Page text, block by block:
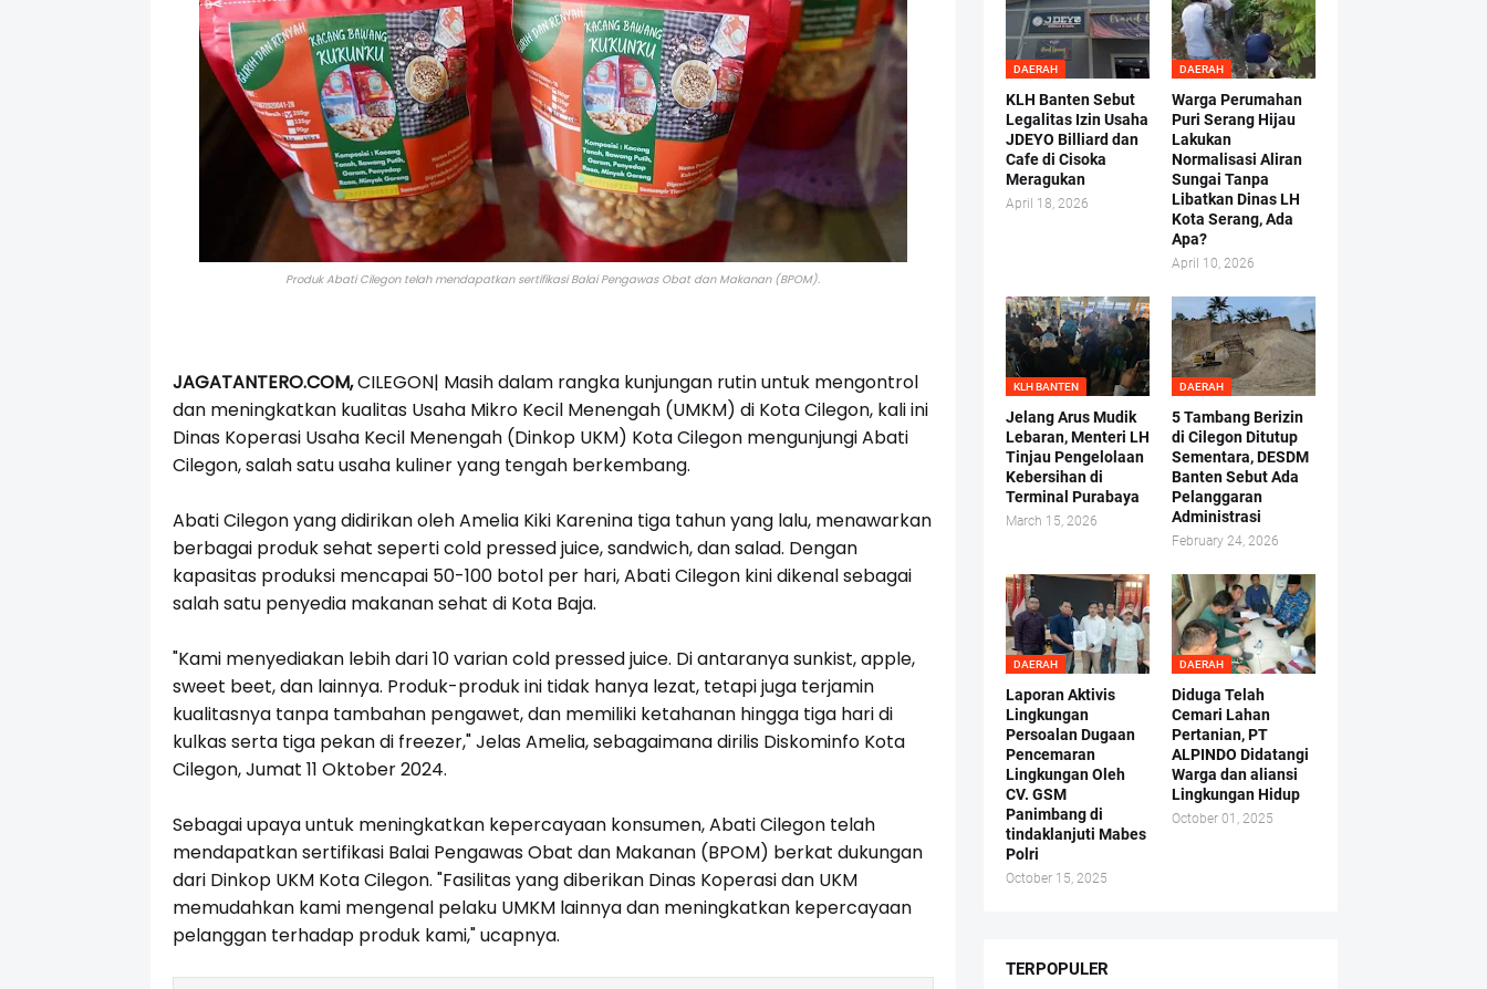
Produk Abati Cilegon telah mendapatkan sertifikasi Balai Pengawas Obat dan Makanan (BPOM).
JAGATANTERO.COM,CILEGON| Masih dalam rangka kunjungan rutin untuk mengontrol
dan meningkatkan kualitas Usaha Mikro Kecil Menengah (UMKM) di Kota Cilegon, kali ini
Dinas Koperasi Usaha Kecil Menengah (Dinkop UKM) Kota Cilegon mengunjungi Abati
Cilegon, salah satu usaha kuliner yang tengah berkembang.
Abati Cilegon yang didirikan oleh Amelia Kiki Karenina tiga tahun yang lalu, menawarkan
berbagai produk sehat seperti cold pressed juice, sandwich, dan salad. Dengan
kapasitas produksi mencapai 50-100 botol per hari, Abati Cilegon kini dikenal sebagai
salah satu penyedia makanan sehat di Kota Baja.
"Kami menyediakan lebih dari 10 varian cold pressed juice. Di antaranya sunkist, apple,
sweet beet, dan lainnya. Produk-produk ini tidak hanya lezat, tetapi juga terjamin
kualitasnya tanpa tambahan pengawet, dan memiliki ketahanan hingga tiga hari di
kulkas serta tiga pekan di freezer," Jelas Amelia, sebagaimana dirilis Diskominfo Kota
Cilegon, Jumat 11 Oktober 2024.
Sebagai upaya untuk meningkatkan kepercayaan konsumen, Abati Cilegon telah
mendapatkan sertifikasi Balai Pengawas Obat dan Makanan (BPOM) berkat dukungan
dari Dinkop UKM Kota Cilegon. "Fasilitas yang diberikan Dinas Koperasi dan UKM
memudahkan kami mengenal pelaku UMKM lainnya dan meningkatkan kepercayaan
pelanggan terhadap produk kami," ucapnya.
DAERAH
KLH Banten Sebut
Legalitas Izin Usaha
JDEYO Billiard dan
Cafe di Cisoka
Meragukan
April 18, 2026
DAERAH
Warga Perumahan
Puri Serang Hijau
Lakukan
Normalisasi Aliran
Sungai Tanpa
Libatkan Dinas LH
Kota Serang, Ada
Apa?
April 10, 2026
KLH BANTEN
Jelang Arus Mudik
Lebaran, Menteri LH
Tinjau Pengelolaan
Kebersihan di
Terminal Purabaya
March 15, 2026
DAERAH
5 Tambang Berizin
di Cilegon Ditutup
Sementara, DESDM
Banten Sebut Ada
Pelanggaran
Administrasi
February 24, 2026
DAERAH
Laporan Aktivis
Lingkungan
Persoalan Dugaan
Pencemaran
Lingkungan Oleh
CV. GSM
Panimbang di
tindaklanjuti Mabes
Polri
October 15, 2025
DAERAH
Diduga Telah
Cemari Lahan
Pertanian, PT
ALPINDO Didatangi
Warga dan aliansi
Lingkungan Hidup
October 01, 2025
TERPOPULER